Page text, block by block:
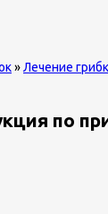
»Лечение
по